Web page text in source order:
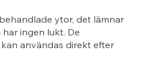
ytor, det lämnar
ingen lukt. De
användas direkt efter